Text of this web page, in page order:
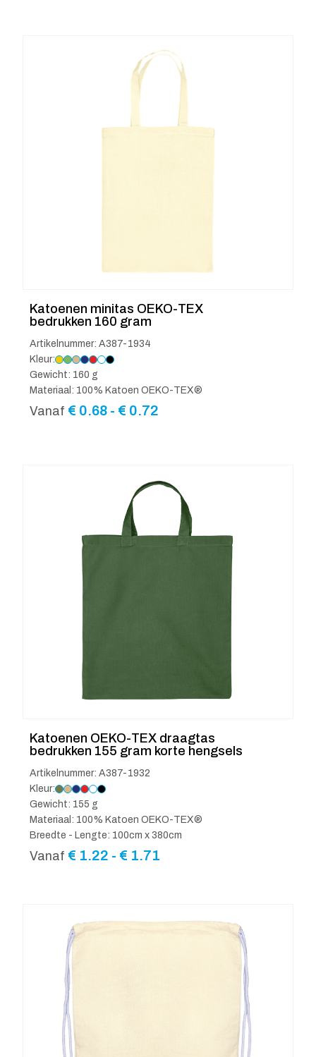
Katoenen minitas OEKO-TEX
bedrukken 160 gram
Artikelnummer: A387-1934
Kleur:
Gewicht: 160 g
Materiaal: 100% Katoen OEKO-TEX®
Vanaf € 0.68 - € 0.72
Katoenen OEKO-TEX draagtas
bedrukken 155 gram korte hengsels
Artikelnummer: A387-1932
Kleur:
Gewicht: 155 g
Materiaal: 100% Katoen OEKO-TEX®
Breedte - Lengte: 100cm x 380cm
Vanaf € 1.22 - € 1.71